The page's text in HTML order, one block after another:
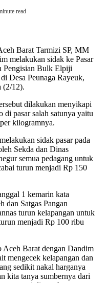
read
Barat Tarmizi SP, MM
melakukan sidak ke Pasar
Pengisian Bulk Elpiji
Desa Peunaga Rayeuk,
(2/12).
dilakukan menyikapi
di pasar salah satunya yaitu
kilogramnya.
sidak pasar pada
Sekda dan Dinas
semua pedagang untuk
turun menjadi Rp 150
1 kemarin kata
dan Satgas Pangan
turun kelapangan untuk
menjadi Rp 100 ribu
Barat dengan Dandim
mengecek kelapangan dan
sedikit nakal harganya
kita tanya sumbernya dari